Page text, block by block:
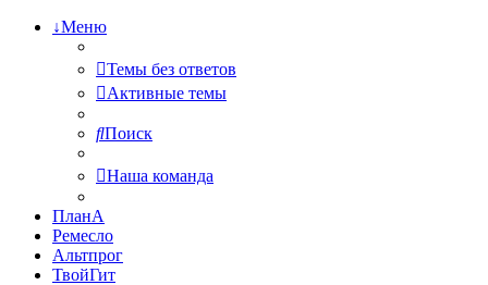
↓Меню
Темы без ответов
Активные темы
Поиск
Наша команда
ПланА
Ремесло
Альтпрог
ТвойГит